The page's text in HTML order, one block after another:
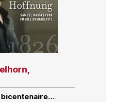
bicentenaire…